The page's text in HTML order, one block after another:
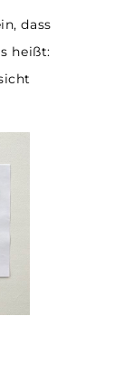
dass
heißt: